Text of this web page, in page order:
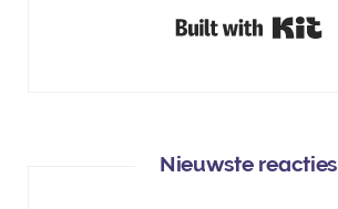
Nieuwste reacties